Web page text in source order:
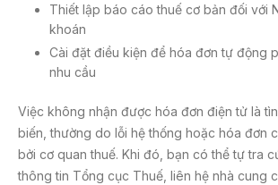
Thiết lập báo cáo thuế cơ bản đối với
khoán
Cài đặt điều kiện để hóa đơn tự động
nhu cầu
Việc không nhận được hóa đơn điện tử là
biến, thường do lỗi hệ thống hoặc hóa đơn
bởi cơ quan thuế. Khi đó, bạn có thể tự tra
thông tin Tổng cục Thuế, liên hệ nhà cung